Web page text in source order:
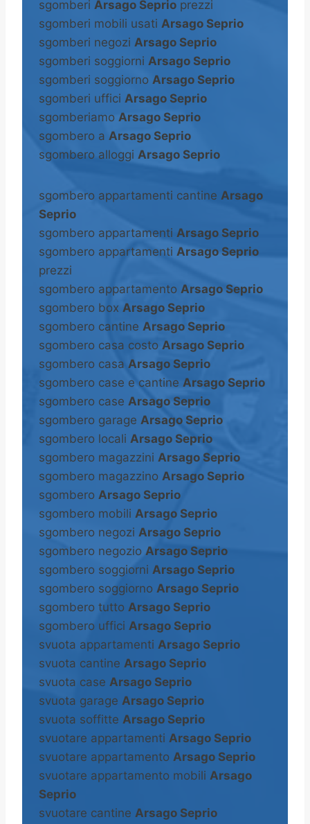
sgomberi Arsago Seprio prezzi
sgomberi mobili usati Arsago Seprio
sgomberi negozi Arsago Seprio
sgomberi soggiorni Arsago Seprio
sgomberi soggiorno Arsago Seprio
sgomberi uffici Arsago Seprio
sgomberiamo Arsago Seprio
sgombero a Arsago Seprio
sgombero alloggi Arsago Seprio
sgombero appartamenti cantine Arsago
Seprio
sgombero appartamenti Arsago Seprio
sgombero appartamenti Arsago Seprio
prezzi
sgombero appartamento Arsago Seprio
sgombero box Arsago Seprio
sgombero cantine Arsago Seprio
sgombero casa costo Arsago Seprio
sgombero casa Arsago Seprio
sgombero case e cantine Arsago Seprio
sgombero case Arsago Seprio
sgombero garage Arsago Seprio
sgombero locali Arsago Seprio
sgombero magazzini Arsago Seprio
sgombero magazzino Arsago Seprio
sgombero Arsago Seprio
sgombero mobili Arsago Seprio
sgombero negozi Arsago Seprio
sgombero negozio Arsago Seprio
sgombero soggiorni Arsago Seprio
sgombero soggiorno Arsago Seprio
sgombero tutto Arsago Seprio
sgombero uffici Arsago Seprio
svuota appartamenti Arsago Seprio
svuota cantine Arsago Seprio
svuota case Arsago Seprio
svuota garage Arsago Seprio
svuota soffitte Arsago Seprio
svuotare appartamenti Arsago Seprio
svuotare appartamento Arsago Seprio
svuotare appartamento mobili Arsago
Seprio
svuotare cantine Arsago Seprio